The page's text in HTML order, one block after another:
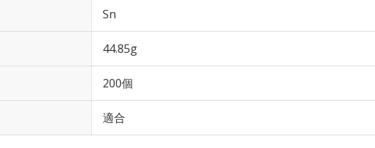
Sn
44.85g
200個
適合